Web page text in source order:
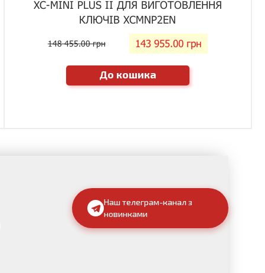
XC-MINI PLUS II ДЛЯ ВИГОТОВЛЕННЯ
КЛЮЧІВ XCMNP2EN
148 455.00 грн 143 955.00 грн
До кошика
Наш телеграм-канал з
новинками